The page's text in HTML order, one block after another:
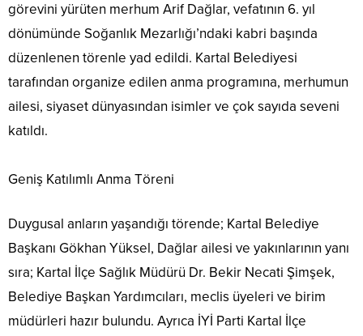
görevini yürüten merhum Arif Dağlar, vefatının 6. yıl
dönümünde Soğanlık Mezarlığı’ndaki kabri başında
düzenlenen törenle yad edildi. Kartal Belediyesi
tarafından organize edilen anma programına, merhumun
ailesi, siyaset dünyasından isimler ve çok sayıda seveni
katıldı.
Geniş Katılımlı Anma Töreni
Duygusal anların yaşandığı törende; Kartal Belediye
Başkanı Gökhan Yüksel, Dağlar ailesi ve yakınlarının yanı
sıra; Kartal İlçe Sağlık Müdürü Dr. Bekir Necati Şimşek,
Belediye Başkan Yardımcıları, meclis üyeleri ve birim
müdürleri hazır bulundu. Ayrıca İYİ Parti Kartal İlçe